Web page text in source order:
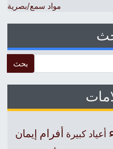
مواد سمع/بصرية
أعياد كبيرة أفرام إيمان